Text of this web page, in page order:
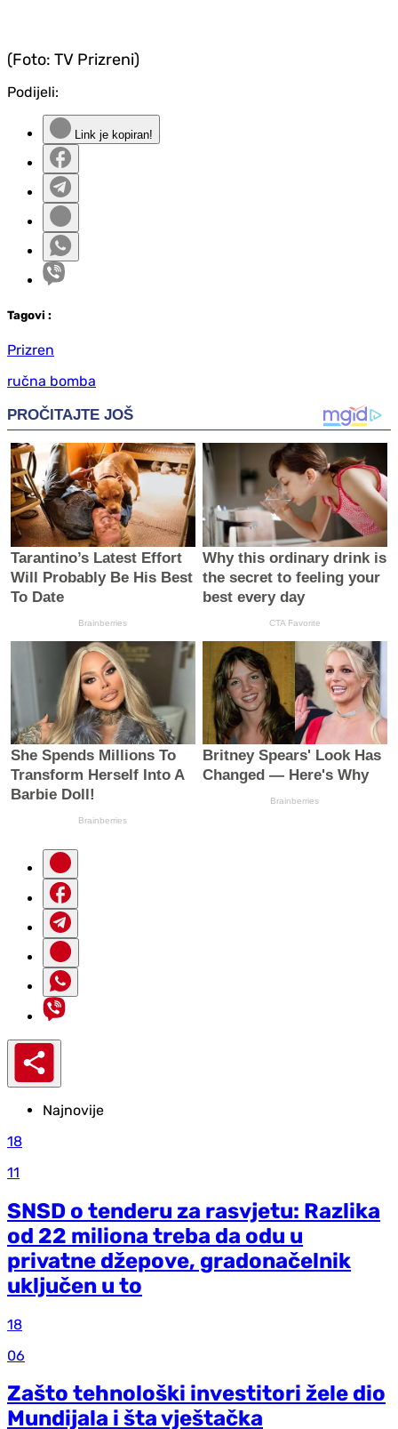
(Foto: TV Prizreni)
Podijeli:
Link je kopiran!
Tagovi :
Prizren
ručna bomba
Najnovije
18
11
SNSD o tenderu za rasvjetu: Razlika
od 22 miliona treba da odu u
privatne džepove, gradonačelnik
uključen u to
18
06
Zašto tehnološki investitori žele dio
Mundijala i šta vještačka